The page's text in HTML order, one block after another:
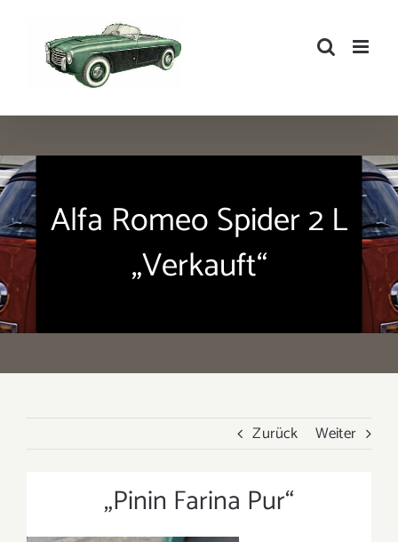
springen
Alfa Romeo Spider 2 L
„Verkauft“
Zurück Weiter
Projekt Beschreibung
„Pinin Farina Pur“